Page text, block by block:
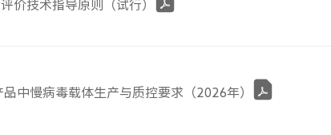
价技术指导原则（试行）
中慢病毒载体生产与质控要求（2026年）